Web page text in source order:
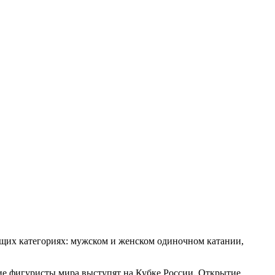
категориях: мужском и женском одиночном катании,
фигуристы мира выступят на Кубке России. Открытие